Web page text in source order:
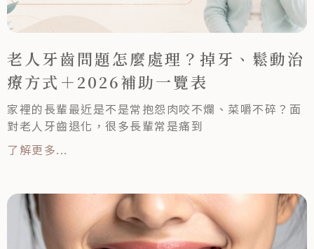
老人牙齒問題怎麼處理？掉牙、鬆動治
療方式＋2026補助一覽表
家裡的長輩最近是不是常抱怨肉咬不爛、菜嚼不碎？面
對老人牙齒退化，很多長輩常是痛到
了解更多...